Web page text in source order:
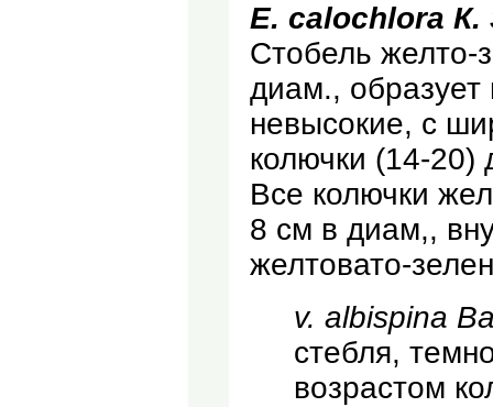
Е. calochlora К.
Стобель
диам.,
невысокие, с
колючки (14-
Все колючки
8 см в диам,,
желтовато-
v. albispina
стебля,
возрастом